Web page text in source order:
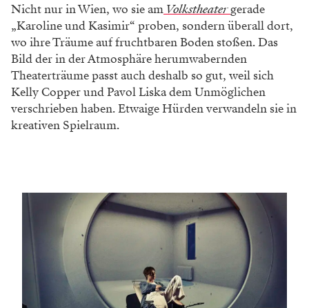
Nicht nur in Wien, wo sie am Volkstheatergerade
„Karoline und Kasimir“ proben, sondern überall dort,
wo ihre Träume auf fruchtbaren Boden stoßen. Das
Bild der in der Atmosphäre herumwabernden
Theaterträume passt auch deshalb so gut, weil sich
Kelly Copper und Pavol Liska dem Unmöglichen
verschrieben haben. Etwaige Hürden verwandeln sie in
kreativen Spielraum.